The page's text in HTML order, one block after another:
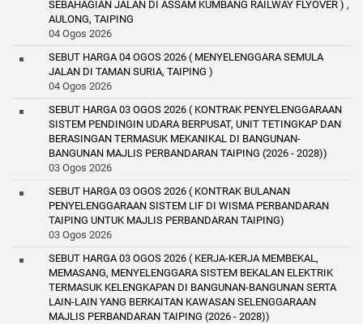
SEBAHAGIAN JALAN DI ASSAM KUMBANG RAILWAY FLYOVER ) ,
AULONG, TAIPING
04 Ogos 2026
SEBUT HARGA 04 OGOS 2026 ( MENYELENGGARA SEMULA
JALAN DI TAMAN SURIA, TAIPING )
04 Ogos 2026
SEBUT HARGA 03 OGOS 2026 ( KONTRAK PENYELENGGARAAN
SISTEM PENDINGIN UDARA BERPUSAT, UNIT TETINGKAP DAN
BERASINGAN TERMASUK MEKANIKAL DI BANGUNAN-
BANGUNAN MAJLIS PERBANDARAN TAIPING (2026 - 2028))
03 Ogos 2026
SEBUT HARGA 03 OGOS 2026 ( KONTRAK BULANAN
PENYELENGGARAAN SISTEM LIF DI WISMA PERBANDARAN
TAIPING UNTUK MAJLIS PERBANDARAN TAIPING)
03 Ogos 2026
SEBUT HARGA 03 OGOS 2026 ( KERJA-KERJA MEMBEKAL,
MEMASANG, MENYELENGGARA SISTEM BEKALAN ELEKTRIK
TERMASUK KELENGKAPAN DI BANGUNAN-BANGUNAN SERTA
LAIN-LAIN YANG BERKAITAN KAWASAN SELENGGARAAN
MAJLIS PERBANDARAN TAIPING (2026 - 2028))